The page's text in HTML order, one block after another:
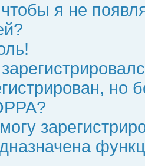
я не
но